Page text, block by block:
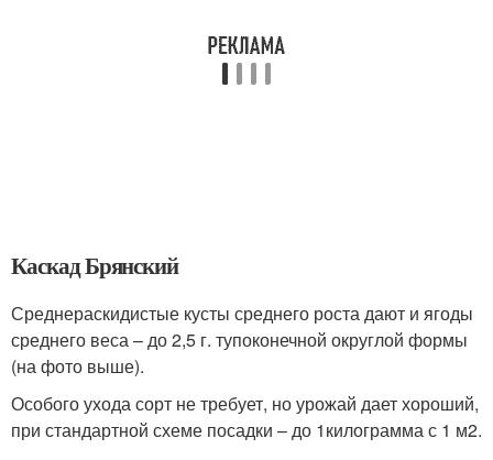
Каскад Брянский
Среднераскидистые кусты среднего роста дают и ягоды
среднего веса – до 2,5 г. тупоконечной округлой формы
(на фото выше).
Особого ухода сорт не требует, но урожай дает хороший,
при стандартной схеме посадки – до 1килограмма с 1 м2.